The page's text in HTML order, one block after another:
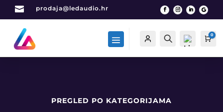
 prodaja@ledaudio.hr
Račun Traži 0
PREGLED PO KATEGORIJAMA